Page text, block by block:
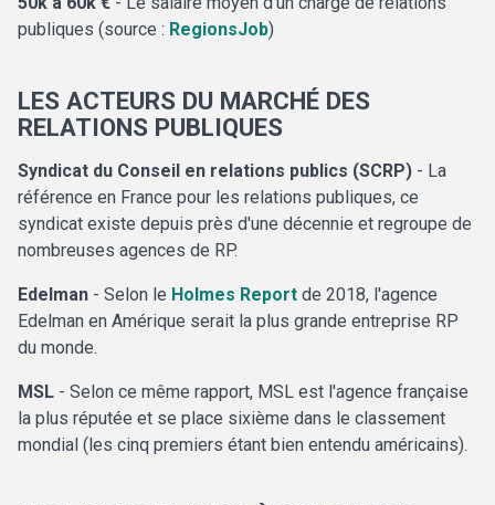
publiques (source : RegionsJob)
LES ACTEURS DU MARCHÉ DES
RELATIONS PUBLIQUES
Syndicat du Conseil en relations publics (SCRP) - La
référence en France pour les relations publiques, ce
syndicat existe depuis près d'une décennie et regroupe de
nombreuses agences de RP.
Edelman - Selon le Holmes Report de 2018, l'agence
Edelman en Amérique serait la plus grande entreprise RP
du monde.
MSL - Selon ce même rapport, MSL est l'agence française
la plus réputée et se place sixième dans le classement
mondial (les cinq premiers étant bien entendu américains).